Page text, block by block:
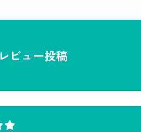
レビュー投稿